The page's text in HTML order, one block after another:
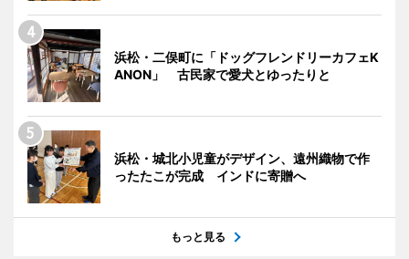
浜松・二俣町に「ドッグフレンドリーカフェK
ANON」 古民家で愛犬とゆったりと
浜松・城北小児童がデザイン、遠州織物で作
ったたこが完成 インドに寄贈へ
もっと見る